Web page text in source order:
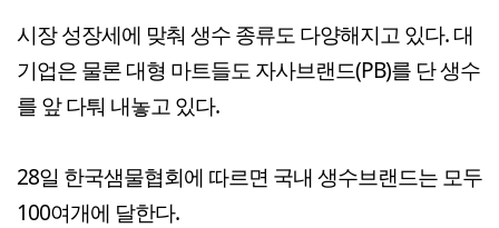
시장 성장세에 맞춰 생수 종류도 다양해지고 있다. 대
기업은 물론 대형 마트들도 자사브랜드(PB)를 단 생수
를 앞 다퉈 내놓고 있다.
28일 한국샘물협회에 따르면 국내 생수브랜드는 모두
100여개에 달한다.